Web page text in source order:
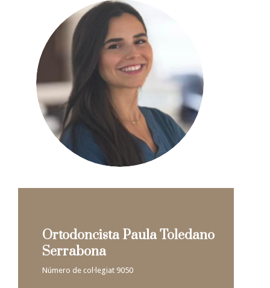
Ortodoncista Paula Toledano
Serrabona
Número de col·legiat 9050